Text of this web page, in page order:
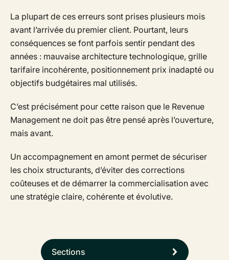
La plupart de ces erreurs sont prises plusieurs mois
avant l’arrivée du premier client. Pourtant, leurs
conséquences se font parfois sentir pendant des
années : mauvaise architecture technologique, grille
tarifaire incohérente, positionnement prix inadapté ou
objectifs budgétaires mal utilisés.
C’est précisément pour cette raison que le Revenue
Management ne doit pas être pensé après l’ouverture,
mais avant.
Un accompagnement en amont permet de sécuriser
les choix structurants, d’éviter des corrections
coûteuses et de démarrer la commercialisation avec
une stratégie claire, cohérente et évolutive.
Sections